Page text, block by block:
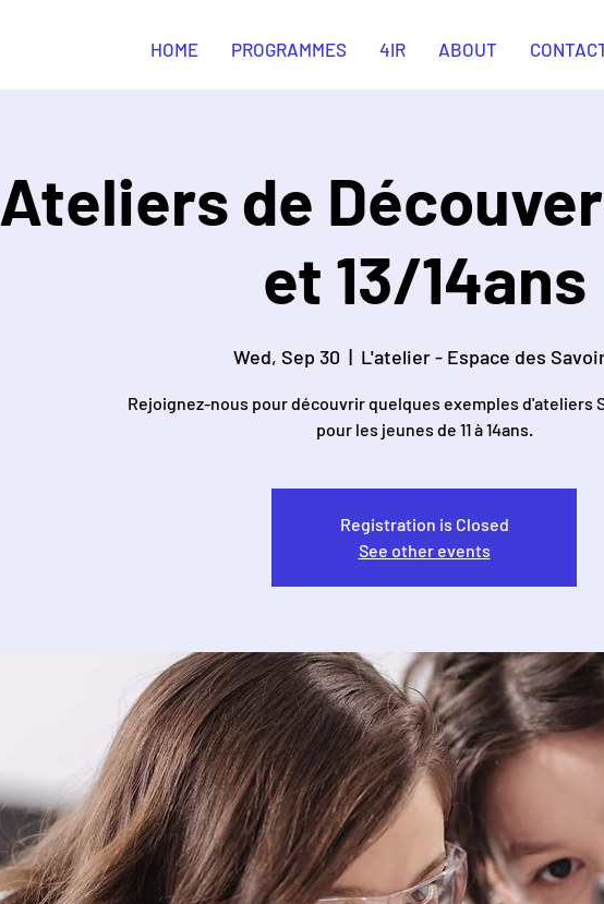
HOME PROGRAMMES 4IR ABOUT
Ateliers de
et 13/14ans
Wed, Sep 30
  |
L'atelier - Espace des
Rejoignez-nous pour découvrir quelques exemples d'ateliers
pour les jeunes de 11 à 14ans.
Registration is Closed
See other events